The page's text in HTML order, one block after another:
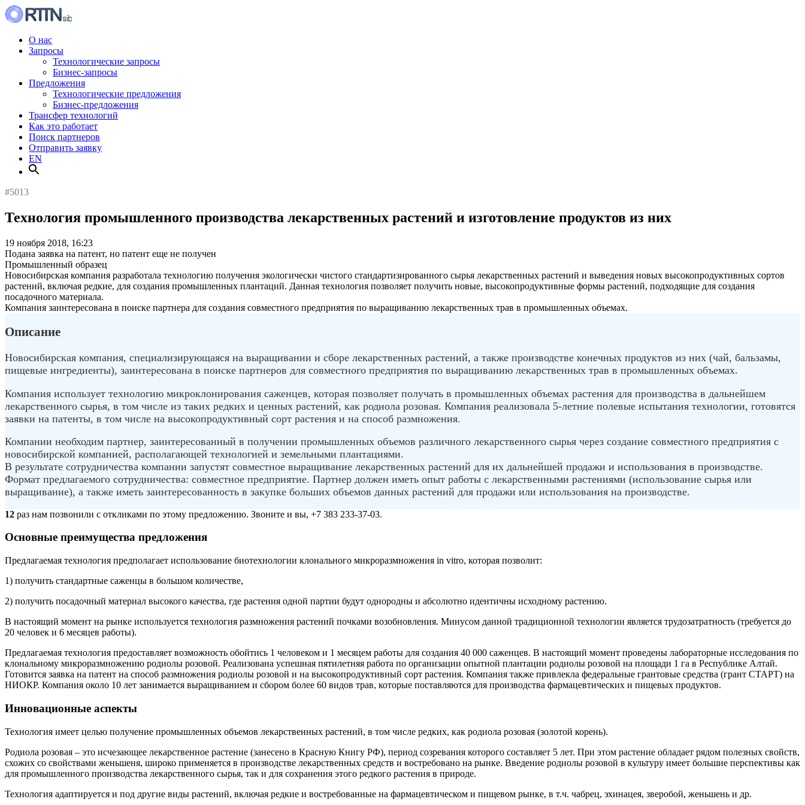
О нас
Запросы
Технологические запросы
Бизнес-запросы
Предложения
Технологические предложения
Бизнес-предложения
Трансфер технологий
Как это работает
Поиск партнеров
Отправить заявку
EN
#5013
Технология промышленного производства лекарственных растений и изготовление продуктов из них
19 ноября 2018, 16:23
Подана заявка на патент, но патент еще не получен
Промышленный образец
Новосибирская компания разработала технологию получения экологически чистого стандартизированного сырья лекарственных растений и выведения новых высокопродуктивных сортов
растений, включая редкие, для создания промышленных плантаций. Данная технология позволяет получить новые, высокопродуктивные формы растений, подходящие для создания
посадочного материала.
Компания заинтересована в поиске партнера для создания совместного предприятия по выращиванию лекарственных трав в промышленных объемах.
Описание
Новосибирская компания, специализирующаяся на выращивании и сборе лекарственных растений, а также производстве конечных продуктов из них (чай, бальзамы,
пищевые ингредиенты), заинтересована в поиске партнеров для совместного предприятия по выращиванию лекарственных трав в промышленных объемах.
Компания использует технологию микроклонирования саженцев, которая позволяет получать в промышленных объемах растения для производства в дальнейшем
лекарственного сырья, в том числе из таких редких и ценных растений, как родиола розовая. Компания реализовала 5-летние полевые испытания технологии, готовятся
заявки на патенты, в том числе на высокопродуктивный сорт растения и на способ размножения.
Компании необходим партнер, заинтересованный в получении промышленных объемов различного лекарственного сырья через создание совместного предприятия с
новосибирской компанией, располагающей технологией и земельными плантациями.
В результате сотрудничества компании запустят совместное выращивание лекарственных растений для их дальнейшей продажи и использования в производстве.
Формат предлагаемого сотрудничества: совместное предприятие. Партнер должен иметь опыт работы с лекарственными растениями (использование сырья или
выращивание), а также иметь заинтересованность в закупке больших объемов данных растений для продажи или использования на производстве.
12 раз нам позвонили с откликами по этому предложению. Звоните и вы, +7 383 233-37-03.
Основные преимущества предложения
Предлагаемая технология предполагает использование биотехнологии клонального микроразмножения in vitro, которая позволит:
1) получить стандартные саженцы в большом количестве,
2) получить посадочный материал высокого качества, где растения одной партии будут однородны и абсолютно идентичны исходному растению.
В настоящий момент на рынке используется технология размножения растений почками возобновления. Минусом данной традиционной технологии является трудозатратность (требуется до
20 человек и 6 месяцев работы).
Предлагаемая технология предоставляет возможность обойтись 1 человеком и 1 месяцем работы для создания 40 000 саженцев. В настоящий момент проведены лабораторные исследования по
клональному микроразмножению родиолы розовой. Реализована успешная пятилетняя работа по организации опытной плантации родиолы розовой на площади 1 га в Республике Алтай.
Готовится заявка на патент на способ размножения родиолы розовой и на высокопродуктивный сорт растения. Компания также привлекла федеральные грантовые средства (грант СТАРТ) на
НИОКР. Компания около 10 лет занимается выращиванием и сбором более 60 видов трав, которые поставляются для производства фармацевтических и пищевых продуктов.
Инновационные аспекты
Технология имеет целью получение промышленных объемов лекарственных растений, в том числе редких, как родиола розовая (золотой корень).
Родиола розовая – это исчезающее лекарственное растение (занесено в Красную Книгу РФ), период созревания которого составляет 5 лет. При этом растение обладает рядом полезных свойств,
схожих со свойствами женьшеня, широко применяется в производстве лекарственных средств и востребовано на рынке. Введение родиолы розовой в культуру имеет большие перспективы как
для промышленного производства лекарственного сырья, так и для сохранения этого редкого растения в природе.
Технология адаптируется и под другие виды растений, включая редкие и востребованные на фармацевтическом и пищевом рынке, в т.ч. чабрец, эхинацея, зверобой, женьшень и др.